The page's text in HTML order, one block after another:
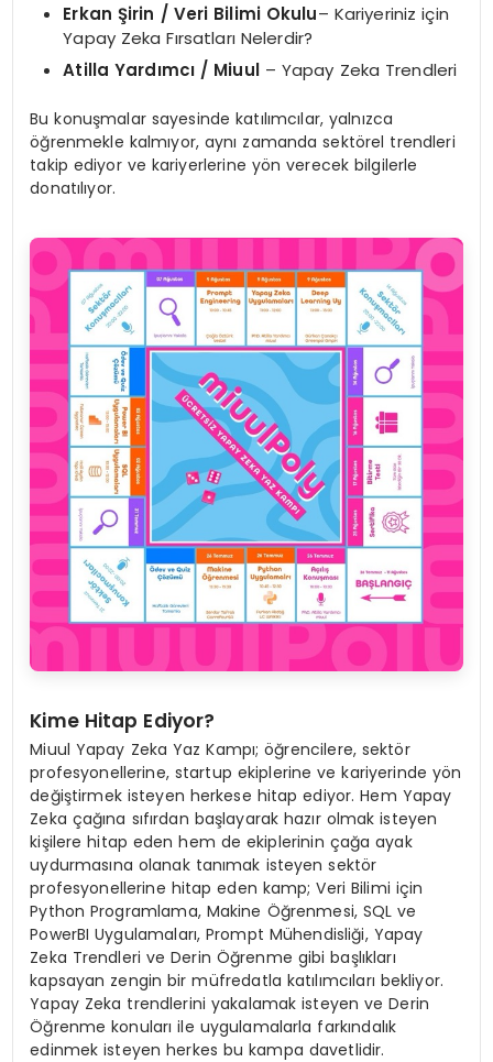
Erkan Şirin / Veri Bilimi Okulu– Kariyeriniz için
Yapay Zeka Fırsatları Nelerdir?
Atilla Yardımcı / Miuul– Yapay Zeka Trendleri
Bu konuşmalar sayesinde katılımcılar, yalnızca
öğrenmekle kalmıyor, aynı zamanda sektörel trendleri
takip ediyor ve kariyerlerine yön verecek bilgilerle
donatılıyor.
Kime Hitap Ediyor?
Miuul Yapay Zeka Yaz Kampı; öğrencilere, sektör
profesyonellerine, startup ekiplerine ve kariyerinde yön
değiştirmek isteyen herkese hitap ediyor. Hem Yapay
Zeka çağına sıfırdan başlayarak hazır olmak isteyen
kişilere hitap eden hem de ekiplerinin çağa ayak
uydurmasına olanak tanımak isteyen sektör
profesyonellerine hitap eden kamp; Veri Bilimi için
Python Programlama, Makine Öğrenmesi, SQL ve
PowerBI Uygulamaları, Prompt Mühendisliği, Yapay
Zeka Trendleri ve Derin Öğrenme gibi başlıkları
kapsayan zengin bir müfredatla katılımcıları bekliyor.
Yapay Zeka trendlerini yakalamak isteyen ve Derin
Öğrenme konuları ile uygulamalarla farkındalık
edinmek isteyen herkes bu kampa davetlidir.